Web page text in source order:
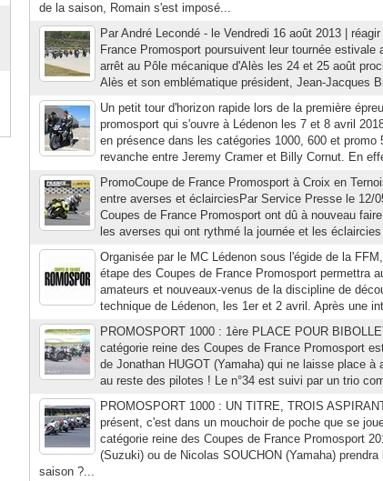
de la saison, Romain s'est imposé...
Par André Lecondé - le Vendredi 16 août 2013 |
France Promosport poursuivent leur tournée estivale
arrêt au Pôle mécanique d'Alès les 24 et 25 août
Alès et son emblématique président, Jean-Jacques
Un petit tour d'horizon rapide lors de la première
promosport qui s'ouvre à Lédenon les 7 et 8 avril
en présence dans les catégories 1000, 600 et
revanche entre Jeremy Cramer et Billy Cornut. En
PromoCoupe de France Promosport à Croix en
entre averses et éclairciesPar Service Presse le 12/
Coupes de France Promosport ont dû à nouveau
les averses qui ont rythmé la journée et les
Organisée par le MC Lédenon sous l'égide de la
étape des Coupes de France Promosport permettra
amateurs et nouveaux-venus de la discipline de
technique de Lédenon, les 1er et 2 avril. Après une
PROMOSPORT 1000 : 1ère PLACE POUR
catégorie reine des Coupes de France Promosport
de Jonathan HUGOT (Yamaha) qui ne laisse place
au reste des pilotes ! Le n°34 est suivi par un trio
PROMOSPORT 1000 : UN TITRE, TROIS
présent, c'est dans un mouchoir de poche que se
catégorie reine des Coupes de France Promosport
(Suzuki) ou de Nicolas SOUCHON (Yamaha)
saison ?...